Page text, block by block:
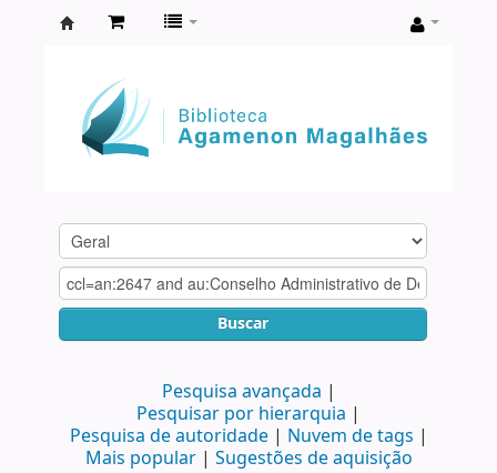
Agamenon
Magalhães
Buscar
Pesquisa avançada
Pesquisar por hierarquia
Pesquisa de autoridade
Nuvem de tags
Mais popular
Sugestões de aquisição